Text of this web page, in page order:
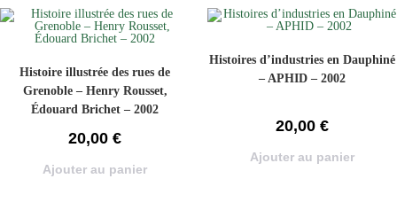
Histoire illustrée des rues de
Grenoble – Henry Rousset,
Édouard Brichet – 2002
20,00 €
Ajouter au panier
Histoires d’industries en Dauphiné
– APHID – 2002
20,00 €
Ajouter au panier